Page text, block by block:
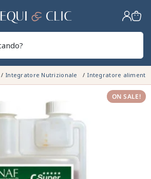
Casa
Integratore Nutrizionale Integratore
ON SALE!